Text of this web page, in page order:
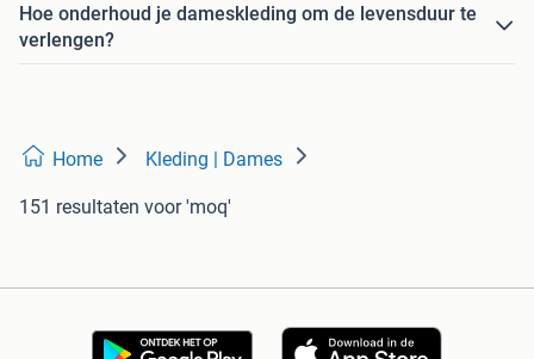
Hoe onderhoud je dameskleding om de levensduur te
verlengen?
Home Kleding | Dames
151 resultaten voor 'moq'